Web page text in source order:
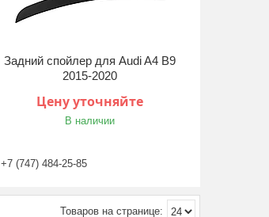
Задний спойлер для Audi A4 B9
2015-2020
Цену уточняйте
В наличии
+7 (747) 484-25-85